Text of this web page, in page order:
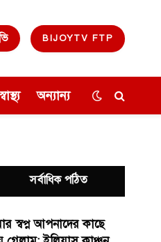
BIJOYTV FTP
অন্যান্য
সর্বাধিক পঠিত
স্বপ্ন আপনাদের কাছে